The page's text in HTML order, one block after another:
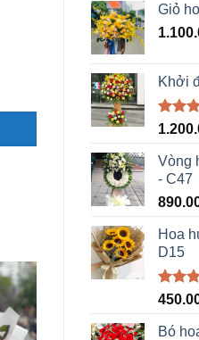
Giỏ
Khởi
Được
5 sao
Vòng
- C47
Hoa
D15
Được
5 sao
Bó